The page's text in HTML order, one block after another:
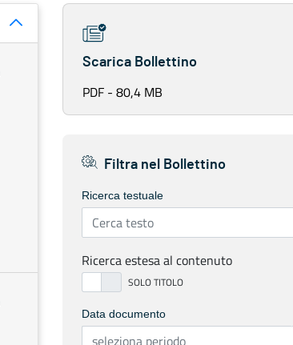
Scarica Bollettino
PDF - 80,4 MB
Filtra nel Bollettino
Ricerca testuale
Ricerca estesa al contenuto
Data documento